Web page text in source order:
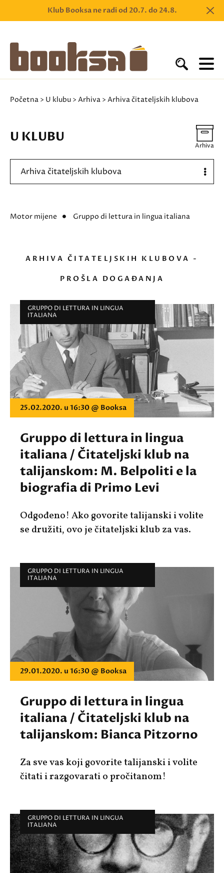
Klub Booksa ne radi od 20.7. do 24.8.
Početna > U klubu > Arhiva > Arhiva čitateljskih klubova
U KLUBU
Arhiva čitateljskih klubova
Arhiva
Motor mijene Gruppo di lettura in lingua italiana
ARHIVA ČITATELJSKIH KLUBOVA -
PROŠLA DOGAĐANJA
GRUPPO DI LETTURA IN LINGUA
ITALIANA
25.02.2020. u 16:30 @ Booksa
Gruppo di lettura in lingua
italiana / Čitateljski klub na
talijanskom: M. Belpoliti e la
biografia di Primo Levi
Odgođeno! Ako govorite talijanski i volite
se družiti, ovo je čitateljski klub za vas.
GRUPPO DI LETTURA IN LINGUA
ITALIANA
29.01.2020. u 16:30 @ Booksa
Gruppo di lettura in lingua
italiana / Čitateljski klub na
talijanskom: Bianca Pitzorno
Za sve vas koji govorite talijanski i volite
čitati i razgovarati o pročitanom!
GRUPPO DI LETTURA IN LINGUA
ITALIANA